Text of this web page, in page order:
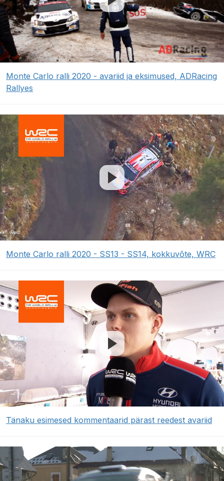
Monte Carlo ralli 2020 - avariid ja eksimused, ADRacing
Rallyes
Monte Carlo ralli 2020 - SS13 - SS14, kokkuvõte, WRC
Tänaku esimesed kommentaarid pärast reedest avariid